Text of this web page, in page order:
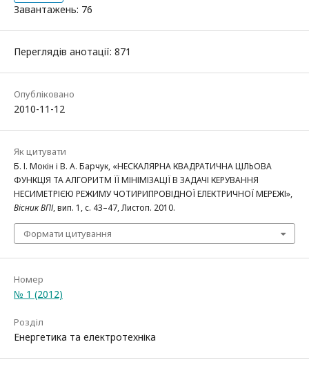
Завантажень: 76
Переглядів анотації: 871
Опубліковано
2010-11-12
Як цитувати
Б. І. Мокін і В. А. Барчук, «НЕСКАЛЯРНА КВАДРАТИЧНА ЦІЛЬОВА
ФУНКЦІЯ ТА АЛГОРИТМ ЇЇ МІНІМІЗАЦІЇ В ЗАДАЧІ КЕРУВАННЯ
НЕСИМЕТРІЄЮ РЕЖИМУ ЧОТИРИПРОВІДНОЇ ЕЛЕКТРИЧНОЇ МЕРЕЖІ»,
Вісник ВПІ, вип. 1, с. 43–47, Листоп. 2010.
Формати цитування
Номер
№ 1 (2012)
Розділ
Енергетика та електротехніка